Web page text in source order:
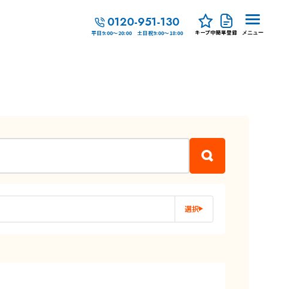
0120-951-130
平日9:00～20:00 土日祝9:00～18:00 キープ中簡単登録 メニュー
選択